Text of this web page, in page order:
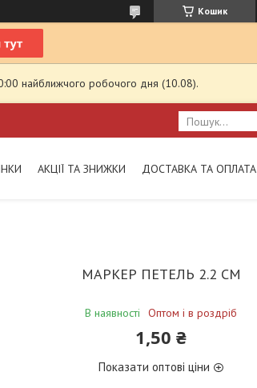
Кошик
найближчого робочого дня (10.08).
АКЦІЇ ТА ЗНИЖКИ ДОСТАВКА ТА ОПЛАТА
МАРКЕР ПЕТЕЛЬ 2.2 СМ
В наявності Оптом і в роздріб
1,50 ₴
Показати оптові ціни